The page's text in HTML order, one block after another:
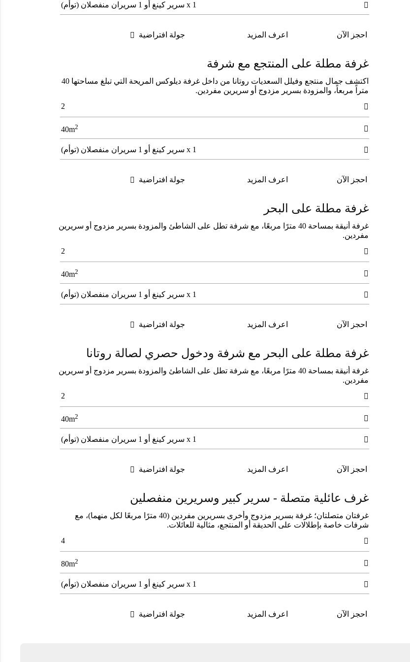
 1 x سرير كينغ أو 1 سريران منفصلان (توأم)
احجز الآن اعرف المزيد جولة افتراضية 
غرفة مطلة على المنتجع مع شرفة
اكتشف جمال منتجع وفيلل السعديات روتانا من داخل غرفة ديلوكس المريحة التي تبلغ مساحتها 40
متراً مربعاً، والمزودة بسرير مزدوج أو سريرين مفردين.

2

40m2
 1 x سرير كينغ أو 1 سريران منفصلان (توأم)
احجز الآن اعرف المزيد جولة افتراضية 
غرفة مطلة على البحر
غرفة أنيقة بمساحة 40 مترًا مربعًا، مع شرفة تطل على الشاطئ والمزودة بسرير مزدوج أو سريرين
مفردين.

2

40m2
 1 x سرير كينغ أو 1 سريران منفصلان (توأم)
احجز الآن اعرف المزيد جولة افتراضية 
غرفة مطلة على البحر مع شرفة ودخول حصري لصالة روتانا
غرفة أنيقة بمساحة 40 مترًا مربعًا، مع شرفة تطل على الشاطئ والمزودة بسرير مزدوج أو سريرين
مفردين.

2

40m2
 1 x سرير كينغ أو 1 سريران منفصلان (توأم)
احجز الآن اعرف المزيد جولة افتراضية 
غرف عائلية متصلة - سرير كبير وسريرين منفصلين
غرفتان متصلتان؛ غرفة بسرير مزدوج وأخرى بسريرين مفردين (40 مترًا مربعًا لكل منهما)، مع
شرفات خاصة بإطلالات على الحديقة أو المنتجع، مثالية للعائلات.

4

80m2
 1 x سرير كينغ أو 1 سريران منفصلان (توأم)
احجز الآن اعرف المزيد جولة افتراضية 